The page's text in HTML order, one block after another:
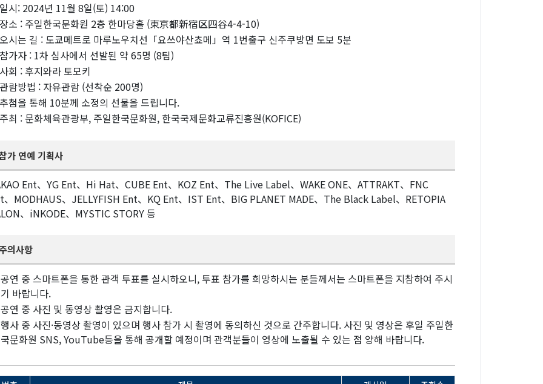
일시: 2024년 11월 8일(토) 14:00
장소 : 주일한국문화원 2층 한마당홀 (東京都新宿区四谷4-4-10)
오시는 길 : 도쿄메트로 마루노우치선「요쓰야산쵸메」역 1번출구 신주쿠방면 도보 5분
참가자 : 1차 심사에서 선발된 약 65명 (8팀)
사회 : 후지와라 토모키
관람방법 : 자유관람 (선착순 200명)
추첨을 통해 10분께 소정의 선물을 드립니다.
주최 : 문화체육관광부, 주일한국문화원, 한국국제문화교류진흥원(KOFICE)
가 연예 기획사
Ent、YG Ent、Hi Hat、CUBE Ent、KOZ Ent、The Live Label、WAKE ONE、ATTRAKT、FNC
、MODHAUS、JELLYFISH Ent、KQ Ent、IST Ent、BIG PLANET MADE、The Black Label、RETOPIA
、iNKODE、MYSTIC STORY 등
의사항
공연 중 스마트폰을 통한 관객 투표를 실시하오니, 투표 참가를 희망하시는 분들께서는 스마트폰을 지참하여 주시
기 바랍니다.
공연 중 사진 및 동영상 촬영은 금지합니다.
행사 중 사진·동영상 촬영이 있으며 행사 참가 시 촬영에 동의하신 것으로 간주합니다. 사진 및 영상은 후일 주일한
국문화원 SNS, YouTube등을 통해 공개할 예정이며 관객분들이 영상에 노출될 수 있는 점 양해 바랍니다.